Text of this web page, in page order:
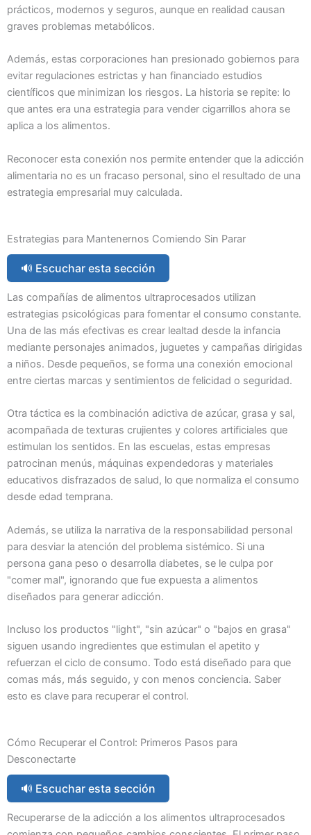
prácticos, modernos y seguros, aunque en realidad causan
graves problemas metabólicos.
Además, estas corporaciones han presionado gobiernos para
evitar regulaciones estrictas y han financiado estudios
científicos que minimizan los riesgos. La historia se repite: lo
que antes era una estrategia para vender cigarrillos ahora se
aplica a los alimentos.
Reconocer esta conexión nos permite entender que la adicción
alimentaria no es un fracaso personal, sino el resultado de una
estrategia empresarial muy calculada.
Estrategias para Mantenernos Comiendo Sin Parar
🔊 Escuchar esta sección
Las compañías de alimentos ultraprocesados utilizan
estrategias psicológicas para fomentar el consumo constante.
Una de las más efectivas es crear lealtad desde la infancia
mediante personajes animados, juguetes y campañas dirigidas
a niños. Desde pequeños, se forma una conexión emocional
entre ciertas marcas y sentimientos de felicidad o seguridad.
Otra táctica es la combinación adictiva de azúcar, grasa y sal,
acompañada de texturas crujientes y colores artificiales que
estimulan los sentidos. En las escuelas, estas empresas
patrocinan menús, máquinas expendedoras y materiales
educativos disfrazados de salud, lo que normaliza el consumo
desde edad temprana.
Además, se utiliza la narrativa de la responsabilidad personal
para desviar la atención del problema sistémico. Si una
persona gana peso o desarrolla diabetes, se le culpa por
"comer mal", ignorando que fue expuesta a alimentos
diseñados para generar adicción.
Incluso los productos "light", "sin azúcar" o "bajos en grasa"
siguen usando ingredientes que estimulan el apetito y
refuerzan el ciclo de consumo. Todo está diseñado para que
comas más, más seguido, y con menos conciencia. Saber
esto es clave para recuperar el control.
Cómo Recuperar el Control: Primeros Pasos para
Desconectarte
🔊 Escuchar esta sección
Recuperarse de la adicción a los alimentos ultraprocesados